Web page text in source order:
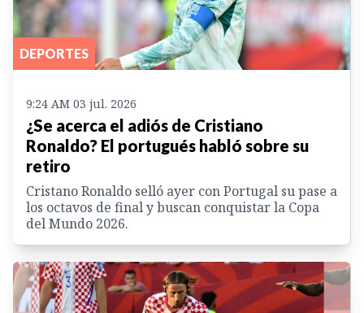
DEPORTES
9:24 AM 03 jul. 2026
¿Se acerca el adiós de Cristiano
Ronaldo? El portugués habló sobre su
retiro
Cristano Ronaldo selló ayer con Portugal su pase a
los octavos de final y buscan conquistar la Copa
del Mundo 2026.